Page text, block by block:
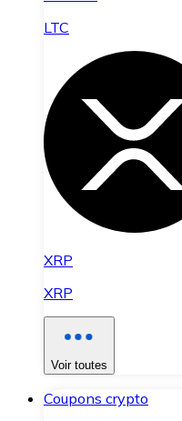
LTC
XRP
XRP
Voir toutes
Coupons crypto